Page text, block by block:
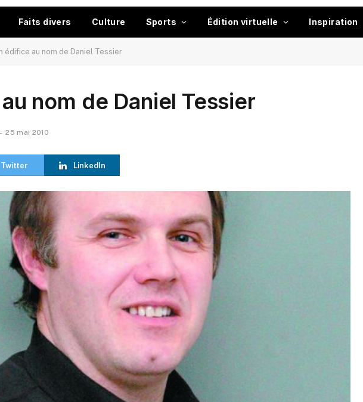
Faits divers Culture Sports Édition virtuelle Inspiration
édifice au nom de Daniel Tessier
nom de Daniel Tessier
25 mai 2010
Twitter LinkedIn